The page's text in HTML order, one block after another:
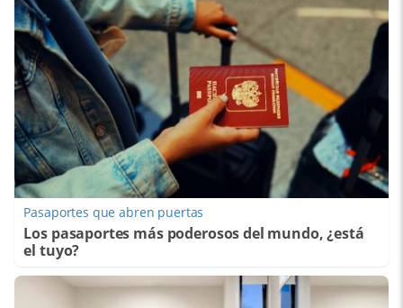
Pasaportes que abren puertas
Los pasaportes más poderosos del mundo, ¿está
el tuyo?